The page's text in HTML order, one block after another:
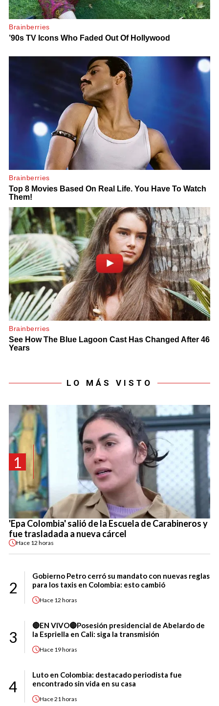
LO MÁS VISTO
1
'Epa Colombia' salió de la Escuela de Carabineros y
fue trasladada a nueva cárcel
Hace 12 horas
2
Gobierno Petro cerró su mandato con nuevas reglas
para los taxis en Colombia: esto cambió
Hace 12 horas
3
🔴EN VIVO🔴Posesión presidencial de Abelardo de
la Espriella en Cali: siga la transmisión
Hace 19 horas
4
Luto en Colombia: destacado periodista fue
encontrado sin vida en su casa
Hace21 horas